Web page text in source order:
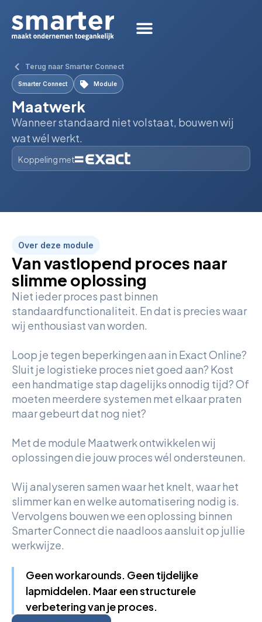
Terug naar Smarter Connect
Smarter Connect Module
Maatwerk
Wanneer standaard niet volstaat, bouwen wij
wat wél werkt.
Koppeling met
Over deze module
Van vastlopend proces naar
slimme oplossing
Niet ieder proces past binnen
standaardfunctionaliteit. En dat is precies waar
wij enthousiast van worden.
Loop je tegen beperkingen aan in Exact Online?
Sluit je logistieke proces niet goed aan? Kost
een handmatige stap dagelijks onnodig tijd? Of
moeten meerdere systemen met elkaar praten
maar gebeurt dat nog niet?
Met de module Maatwerk ontwikkelen wij
oplossingen die jouw proces wél ondersteunen.
Wij analyseren samen waar het knelt, waar het
slimmer kan en welke automatisering nodig is.
Vervolgens bouwen we een oplossing binnen
Smarter Connect die naadloos aansluit op jullie
werkwijze.
Geen workarounds. Geen tijdelijke
lapmiddelen. Maar een structurele
verbetering van je proces.